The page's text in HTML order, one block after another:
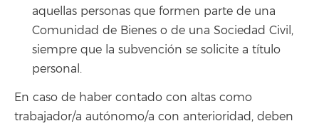
aquellas personas que formen parte de una
Comunidad de Bienes o de una Sociedad Civil,
siempre que la subvención se solicite a título
personal.
En caso de haber contado con altas como
trabajador/a autónomo/a con anterioridad, deben